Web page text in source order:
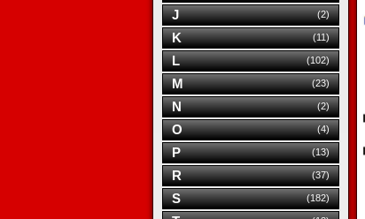
J (2)
K (11)
L (102)
M (23)
N (2)
O (4)
P (13)
R (37)
S (182)